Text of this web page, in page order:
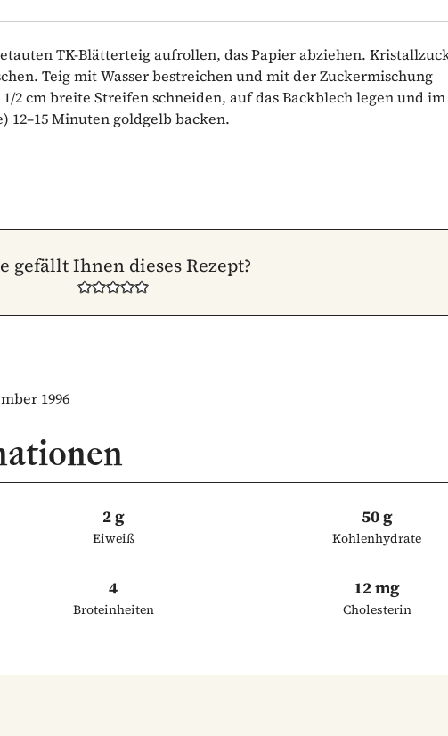
TK-Blätterteig aufrollen, das Papier abziehen.
Teig mit Wasser bestreichen und mit der Zuckermischung
2 cm breite Streifen schneiden, auf das Backblech legen und im
12–15 Minuten goldgelb backen.
gefällt Ihnen dieses Rezept?
1996
2 g
Eiweiß
50 g
Kohlenhydrate
4
Broteinheiten
12 mg
Cholesterin